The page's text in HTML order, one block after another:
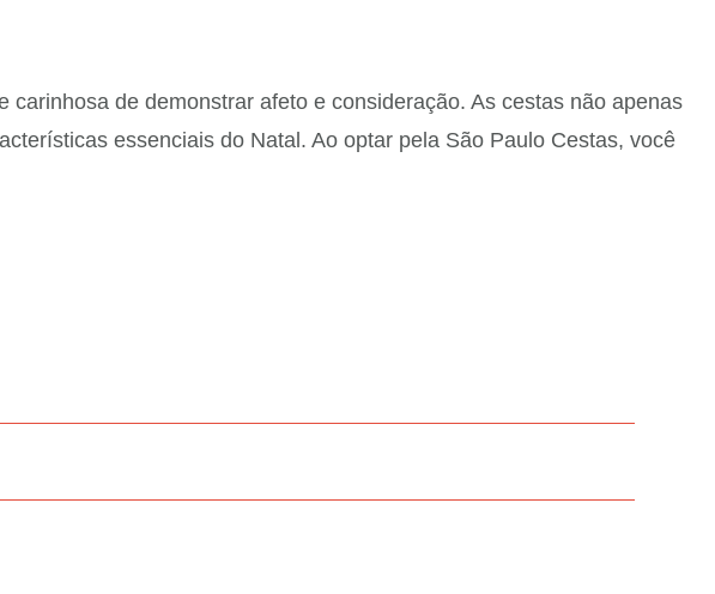
carinhosa de demonstrar afeto e consideração. As cestas não apenas
essenciais do Natal. Ao optar pela São Paulo Cestas, você